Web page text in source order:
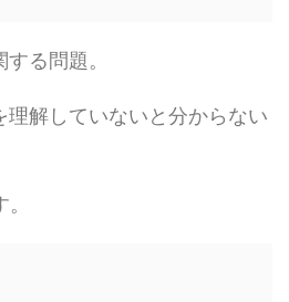
る問題。
解していないと分からない